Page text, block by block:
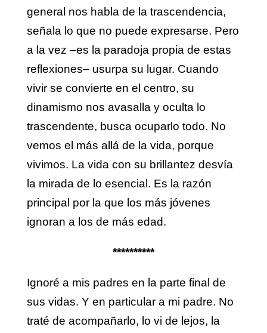
general nos habla de la trascendencia,
señala lo que no puede expresarse. Pero
a la vez –es la paradoja propia de estas
reflexiones– usurpa su lugar. Cuando
vivir se convierte en el centro, su
dinamismo nos avasalla y oculta lo
trascendente, busca ocuparlo todo. No
vemos el más allá de la vida, porque
vivimos. La vida con su brillantez desvía
la mirada de lo esencial. Es la razón
principal por la que los más jóvenes
ignoran a los de más edad.
**********
Ignoré a mis padres en la parte final de
sus vidas. Y en particular a mi padre. No
traté de acompañarlo, lo vi de lejos, la